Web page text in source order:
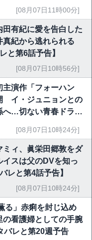
[08月07日11時00分]
田有紀に愛を告白した
紀から逃れられる
と第6話予告】
[08月07日10時56分]
主演作「フォーハン
イ・ジュニョンとの
へ…切ない青春ドラマ
[08月07日10時24分]
ミィ、眞栄田郷敦をダ
イスは父のDVを知っ
レと第4話予告】
[08月07日10時24分]
る」赤痢を封じ込め
の看護婦としての手腕
レと第20週予告